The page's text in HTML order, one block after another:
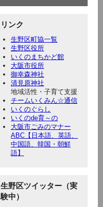
リンク
生野区町協一覧
生野区役所
いくのまちかど館
大阪市役所
御幸森神社
清見原神社
地域活性・子育て支援
チームいくみん☆通信
いくのぐらし
いくのde育～の
大阪市ごみのマナー
ABC【日本語、英語、
中国語、韓国・朝鮮
語】
生野区ツイッター（実
験中）